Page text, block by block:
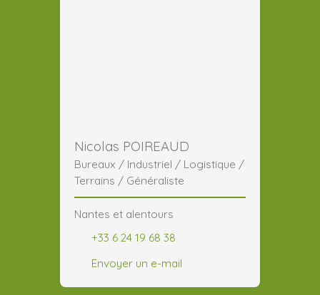
Nicolas POIREAUD
Bureaux / Industriel / Logistique /
Terrains / Généraliste
Nantes et alentours
+33 6 24 19 68 38
Envoyer un e-mail